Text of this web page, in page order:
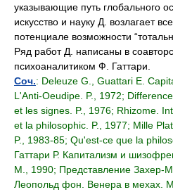
указывающие путь глобального
искусство и науку Д. возлагает
потенциале возможности
Ряд работ Д. написаны в
психоаналитиком Ф. Гаттари.
Соч.: Deleuze G., Guattari E.
L'Anti-Oeudipe. P., 1972;
et les signes. P., 1976; Rhizome.
et la philosophic. P., 1977; Mille
P., 1983-85; Qu'est-ce que la
Гаттари Р. Капитализм и
М., 1990; Представление Захер-
Леопольд фон. Венера в мехах.